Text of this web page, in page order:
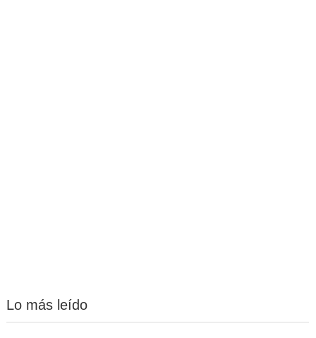
Lo más leído